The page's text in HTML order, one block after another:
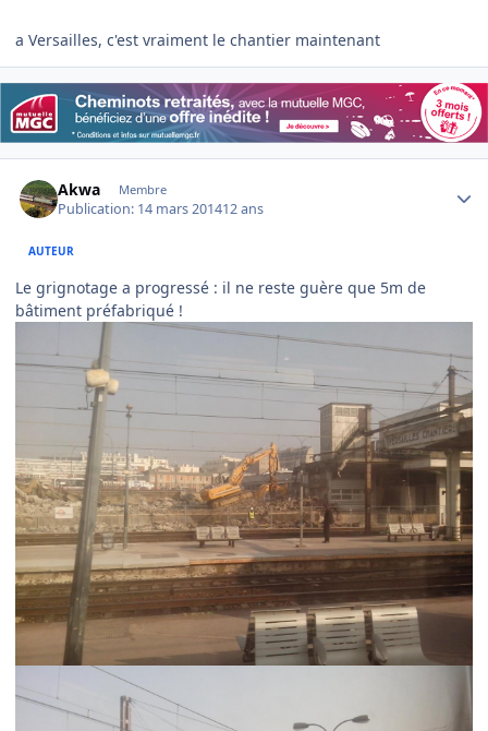
a Versailles, c'est vraiment le chantier maintenant
Akwa Membre
Publication: 14 mars 201412 ans
AUTEUR
Le grignotage a progressé : il ne reste guère que 5m de
bâtiment préfabriqué !